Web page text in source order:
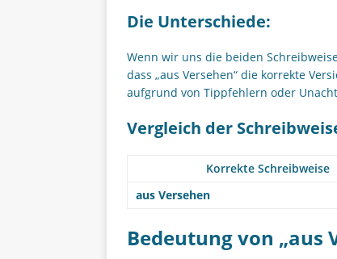
Die Unterschiede:
Wenn wir uns die beiden
dass „aus Versehen“ die korrekte
aufgrund von Tippfehlern oder
Vergleich der
Korrekte Schreibweise
aus Versehen
Bedeutung von „aus